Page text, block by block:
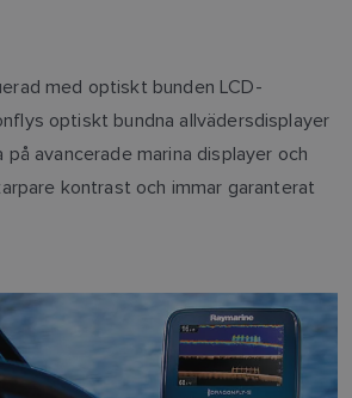
med optiskt bunden LCD-
optiskt bundna allvädersdisplayer
på avancerade marina displayer och
kontrast och immar garanterat